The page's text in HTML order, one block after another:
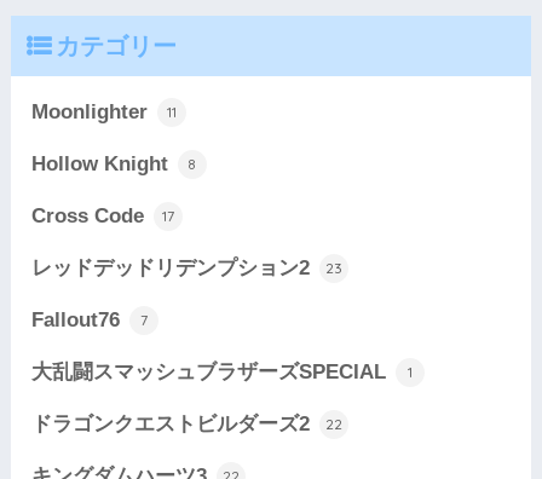
カテゴリー
Moonlighter 11
Hollow Knight 8
Cross Code 17
レッドデッドリデンプション2 23
Fallout76 7
大乱闘スマッシュブラザーズSPECIAL 1
ドラゴンクエストビルダーズ2 22